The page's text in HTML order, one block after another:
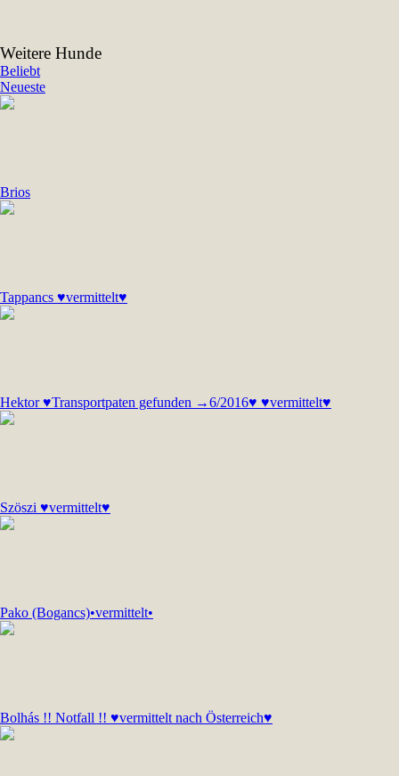
Weitere Hunde
Beliebt
Neueste
Brios
Tappancs ♥vermittelt♥
Hektor ♥Transportpaten gefunden →6/2016♥ ♥vermittelt♥
Szöszi ♥vermittelt♥
Pako (Bogancs)•vermittelt•
Bolhás !! Notfall !! ♥vermittelt nach Österreich♥